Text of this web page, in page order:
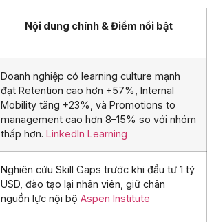
Nội dung chính & Điểm nổi bật
Doanh nghiệp có learning culture mạnh
đạt Retention cao hơn +57%, Internal
Mobility tăng +23%, và Promotions to
management cao hơn 8–15% so với nhóm
thấp hơn. LinkedIn Learning
Nghiên cứu Skill Gaps trước khi đầu tư 1 tỷ
USD, đào tạo lại nhân viên, giữ chân
nguồn lực nội bộ Aspen Institute